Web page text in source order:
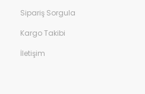
Sipariş Sorgula
Kargo Takibi
İletişim